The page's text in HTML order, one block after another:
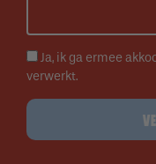
Ja, ik ga ermee
verwerkt.